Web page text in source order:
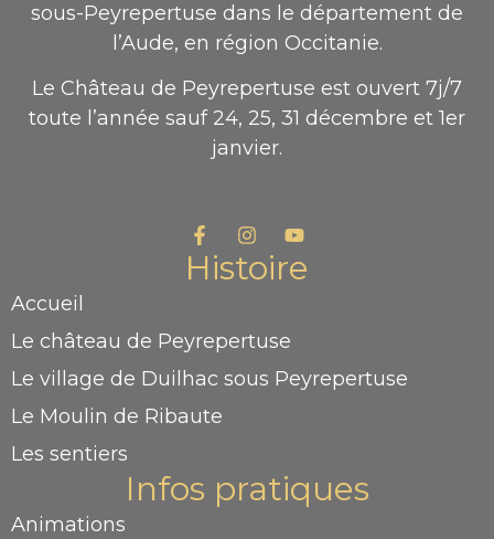
sous-Peyrepertuse dans le département de
l’Aude, en région Occitanie.
Le Château de Peyrepertuse est ouvert 7j/7
toute l’année sauf 24, 25, 31 décembre et 1er
janvier.
Histoire
Accueil
Le château de Peyrepertuse
Le village de Duilhac sous Peyrepertuse
Le Moulin de Ribaute
Les sentiers
Infos pratiques
Animations